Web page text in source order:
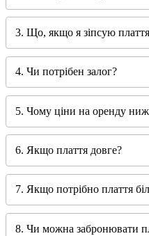
3. Що, якщо я зіпсую
4. Чи потрібен залог?
5. Чому ціни на оренду
6. Якщо плаття довге?
7. Якщо потрібно плаття
8. Чи можна забронювати